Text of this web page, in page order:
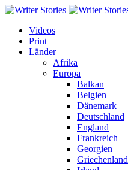
Videos
Print
Länder
Afrika
Europa
Balkan
Belgien
Dänemark
Deutschland
England
Frankreich
Georgien
Griechenland